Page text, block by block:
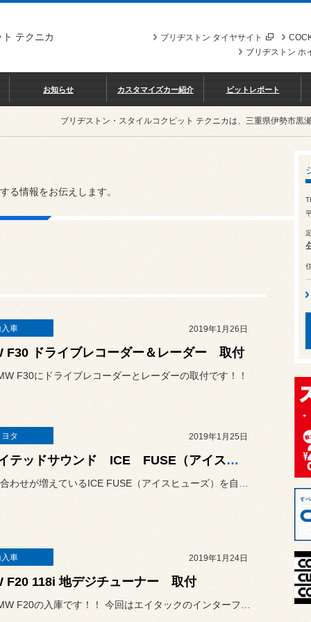
テクニカ
ブリヂストン タイヤサイト
ブリヂストン ホ
お知らせ カスタマイズカー紹介 ピットレポート
ブリヂストン・スタイルコクピット テクニカは、三重県伊勢市黒
る情報をお伝えします。
車 2019年1月26日
F30 ドライブレコーダー＆レーダー 取付
F30にドライブレコーダーとレーダーの取付です！！
タ 2019年1月25日
ユナイテッドサウンド ICE FUSE（アイスヒューズ）
車 2019年1月24日
F20 118i 地デジチューナー 取付